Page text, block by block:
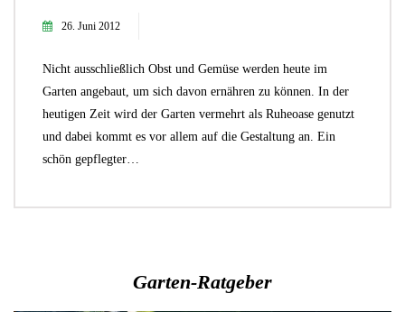
26. Juni 2012
Nicht ausschließlich Obst und Gemüse werden heute im
Garten angebaut, um sich davon ernähren zu können. In der
heutigen Zeit wird der Garten vermehrt als Ruheoase genutzt
und dabei kommt es vor allem auf die Gestaltung an. Ein
schön gepflegter…
Garten-Ratgeber